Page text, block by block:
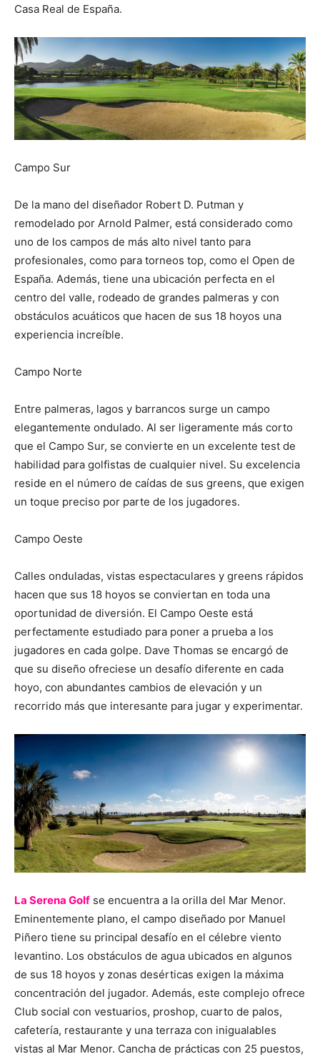
Casa Real de España.
Campo Sur
De la mano del diseñador Robert D. Putman y
remodelado por Arnold Palmer, está considerado como
uno de los campos de más alto nivel tanto para
profesionales, como para torneos top, como el Open de
España. Además, tiene una ubicación perfecta en el
centro del valle, rodeado de grandes palmeras y con
obstáculos acuáticos que hacen de sus 18 hoyos una
experiencia increíble.
Campo Norte
Entre palmeras, lagos y barrancos surge un campo
elegantemente ondulado. Al ser ligeramente más corto
que el Campo Sur, se convierte en un excelente test de
habilidad para golfistas de cualquier nivel. Su excelencia
reside en el número de caídas de sus greens, que exigen
un toque preciso por parte de los jugadores.
Campo Oeste
Calles onduladas, vistas espectaculares y greens rápidos
hacen que sus 18 hoyos se conviertan en toda una
oportunidad de diversión. El Campo Oeste está
perfectamente estudiado para poner a prueba a los
jugadores en cada golpe. Dave Thomas se encargó de
que su diseño ofreciese un desafío diferente en cada
hoyo, con abundantes cambios de elevación y un
recorrido más que interesante para jugar y experimentar.
La Serena Golf se encuentra a la orilla del Mar Menor.
Eminentemente plano, el campo diseñado por Manuel
Piñero tiene su principal desafío en el célebre viento
levantino. Los obstáculos de agua ubicados en algunos
de sus 18 hoyos y zonas desérticas exigen la máxima
concentración del jugador. Además, este complejo ofrece
Club social con vestuarios, proshop, cuarto de palos,
cafetería, restaurante y una terraza con inigualables
vistas al Mar Menor. Cancha de prácticas con 25 puestos,